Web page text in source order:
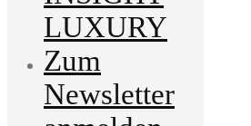
LUXURY
Zum
Newsletter